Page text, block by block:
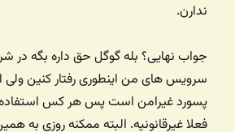
ندارن.
جواب نهایی؟ بله گوگل حق داره بگه در
سرویس های من اینطوری رفتار کنین‌ ولی
پسورد غیرامن است پس هر کس
فعلا غیرقانونیه. البته ممکنه روزی به